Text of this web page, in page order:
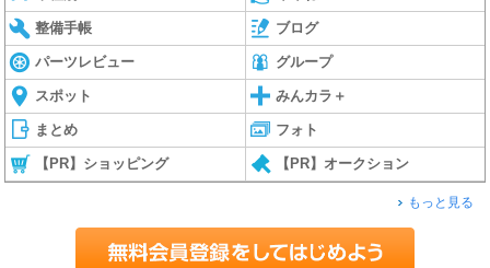
整備手帳 ブログ
パーツレビュー グループ
スポット みんカラ＋
まとめ フォト
【PR】ショッピング 【PR】オークション
もっと見る